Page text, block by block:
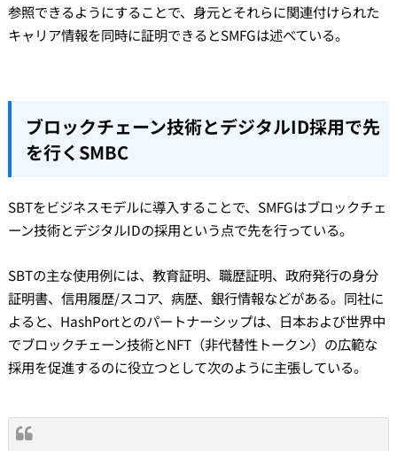
参照できるようにすることで、身元とそれらに関連付けられた
キャリア情報を同時に証明できるとSMFGは述べている。
ブロックチェーン技術とデジタルID採用で先
を行くSMBC
SBTをビジネスモデルに導入することで、SMFGはブロックチェ
ーン技術とデジタルIDの採用という点で先を行っている。
SBTの主な使用例には、教育証明、職歴証明、政府発行の身分
証明書、信用履歴/スコア、病歴、銀行情報などがある。同社に
よると、HashPortとのパートナーシップは、日本および世界中
でブロックチェーン技術とNFT（非代替性トークン）の広範な
採用を促進するのに役立つとして次のように主張している。